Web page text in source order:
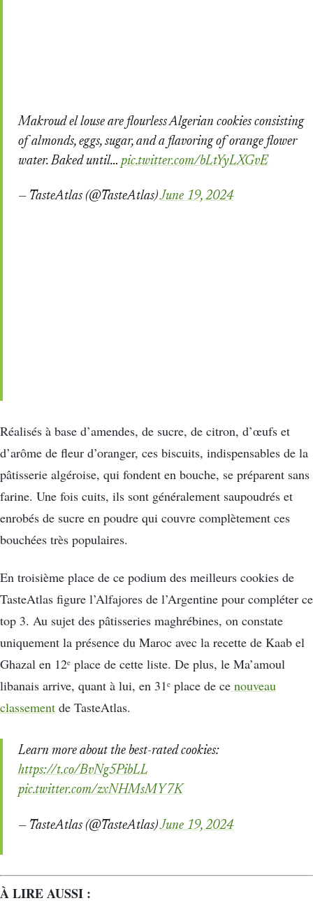
Makroud el louse are flourless Algerian cookies consisting
of almonds, eggs, sugar, and a flavoring of orange flower
water. Baked until…pic.twitter.com/bLtYyLXGvE
— TasteAtlas (@TasteAtlas)June 19, 2024
Réalisés à base d’amendes, de sucre, de citron, d’œufs et
d’arôme de fleur d’oranger, ces biscuits, indispensables de la
pâtisserie algéroise, qui fondent en bouche, se préparent sans
farine. Une fois cuits, ils sont généralement saupoudrés et
enrobés de sucre en poudre qui couvre complètement ces
bouchées très populaires.
En troisième place de ce podium des meilleurs cookies de
TasteAtlas figure l’Alfajores de l’Argentine pour compléter ce
top 3. Au sujet des pâtisseries maghrébines, on constate
uniquement la présence du Maroc avec la recette de Kaab el
Ghazal en 12ᵉ place de cette liste. De plus, le Ma’amoul
libanais arrive, quant à lui, en 31ᵉ place de ce nouveau
classement de TasteAtlas.
Learn more about the best-rated cookies:
https://t.co/BvNg5PibLL
pic.twitter.com/zxNHMsMY7K
— TasteAtlas (@TasteAtlas)June 19, 2024
À LIRE AUSSI :